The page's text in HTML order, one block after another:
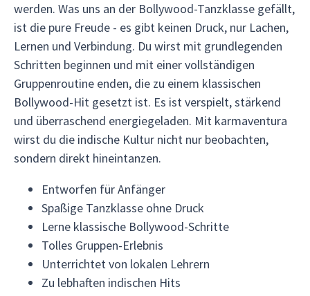
werden. Was uns an der Bollywood-Tanzklasse gefällt,
ist die pure Freude - es gibt keinen Druck, nur Lachen,
Lernen und Verbindung. Du wirst mit grundlegenden
Schritten beginnen und mit einer vollständigen
Gruppenroutine enden, die zu einem klassischen
Bollywood-Hit gesetzt ist. Es ist verspielt, stärkend
und überraschend energiegeladen. Mit karmaventura
wirst du die indische Kultur nicht nur beobachten,
sondern direkt hineintanzen.
Entworfen für Anfänger
Spaßige Tanzklasse ohne Druck
Lerne klassische Bollywood-Schritte
Tolles Gruppen-Erlebnis
Unterrichtet von lokalen Lehrern
Zu lebhaften indischen Hits